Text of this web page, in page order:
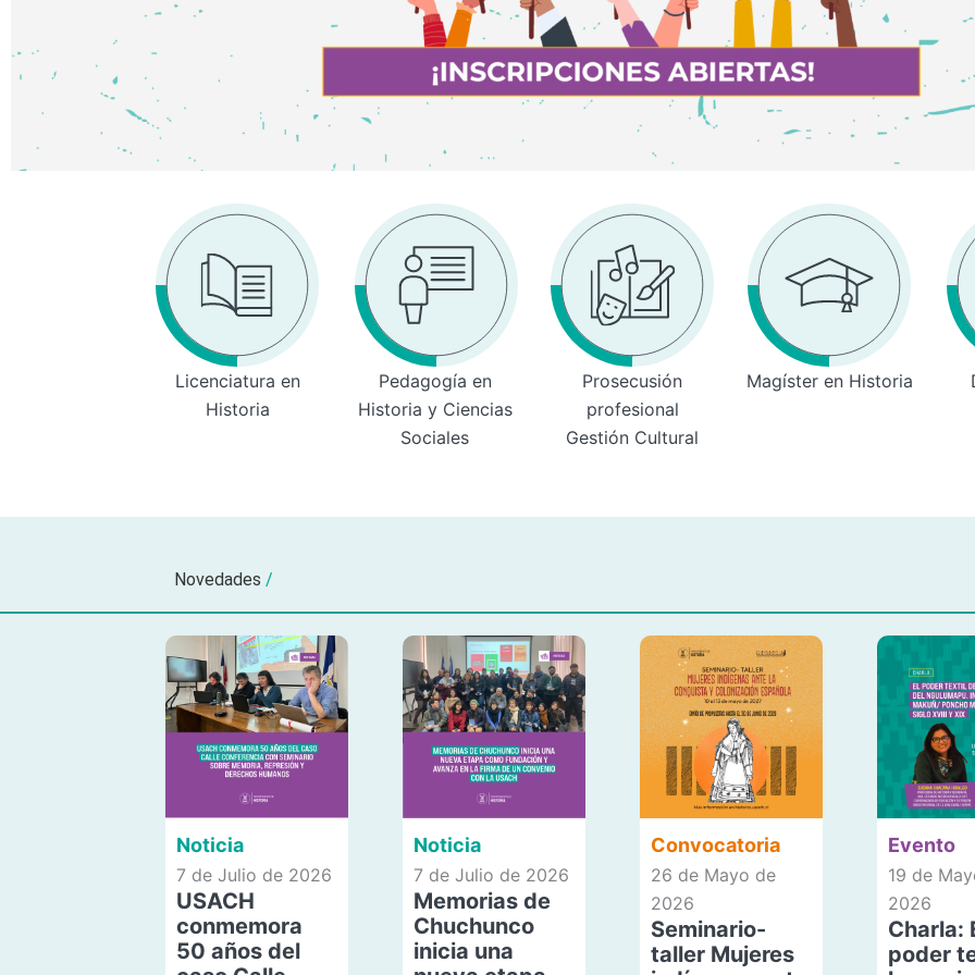
Licenciatura en
Historia
Pedagogía en
Historia y Ciencias
Sociales
Prosecusión
profesional
Gestión Cultural
Magíster en Historia
Novedades /
Noticia
7 de Julio de 2026
USACH
conmemora
50 años del
Noticia
7 de Julio de 2026
Memorias de
Chuchunco
inicia una
Convocatoria
26 de Mayo de
2026
Seminario-
taller Mujeres
Evento
19 de
2026
Charla:
poder